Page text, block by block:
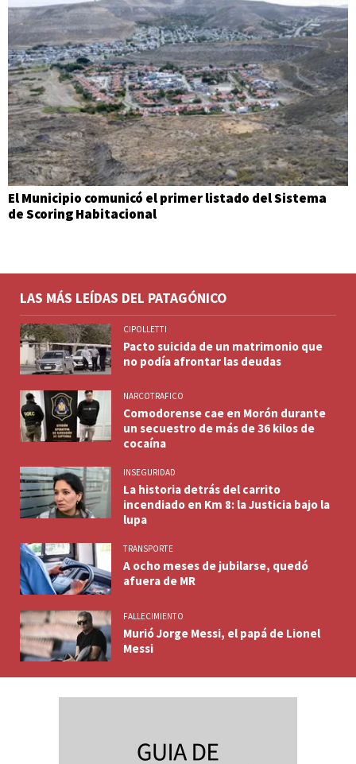
El Municipio comunicó el primer listado del Sistema
de Scoring Habitacional
LAS MÁS LEÍDAS DEL PATAGÓNICO
CIPOLLETTI
Pacto suicida de un matrimonio que
no podía afrontar las deudas
NARCOTRAFICO
Comodorense cae en Morón durante
un secuestro de más de 36 kilos de
cocaína
INSEGURIDAD
La historia detrás del carrito
incendiado en Km 8: la Justicia bajo la
lupa
TRANSPORTE
A ocho meses de jubilarse, quedó
afuera de MR
FALLECIMIENTO
Murió Jorge Messi, el papá de Lionel
Messi